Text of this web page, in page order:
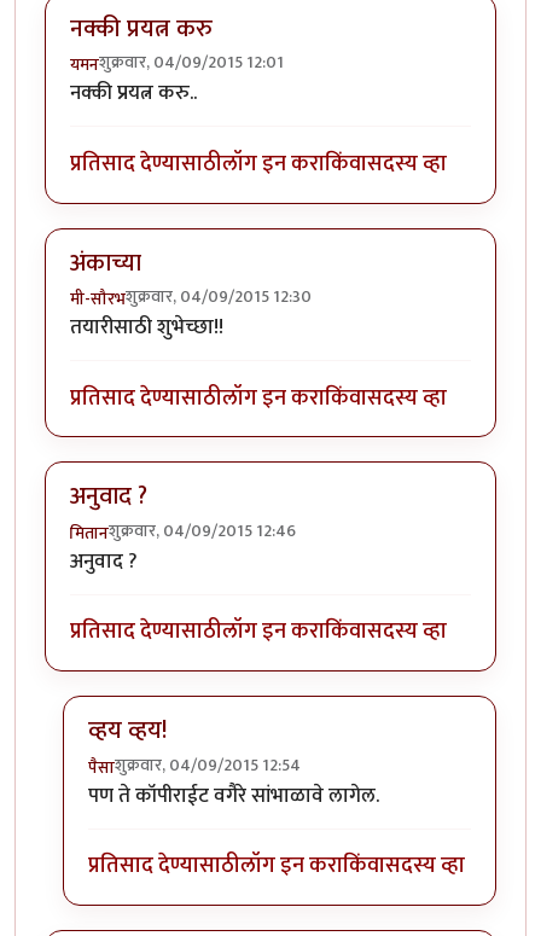
नक्की प्रयत्न करु
यमनशुक्रवार, 04/09/2015 12:01
नक्की प्रयत्न करु..
प्रतिसाद देण्यासाठीलॉग इन कराकिंवासदस्य व्हा
अंकाच्या
मी-सौरभशुक्रवार, 04/09/2015 12:30
तयारीसाठी शुभेच्छा!!
प्रतिसाद देण्यासाठीलॉग इन कराकिंवासदस्य व्हा
अनुवाद ?
मितानशुक्रवार, 04/09/2015 12:46
अनुवाद ?
प्रतिसाद देण्यासाठीलॉग इन कराकिंवासदस्य व्हा
व्हय व्हय!
पैसाशुक्रवार, 04/09/2015 12:54
In reply toअनुवाद ?byमितान
पण ते कॉपीराईट वगैरे सांभाळावे लागेल.
प्रतिसाद देण्यासाठीलॉग इन कराकिंवासदस्य व्हा